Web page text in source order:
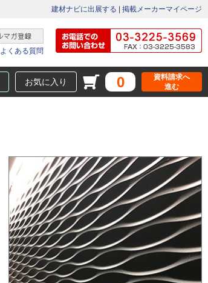
建材ナビに出展する 掲載メーカーマイページ
よくある質問
お気に入り 0
資料請求へ
進む